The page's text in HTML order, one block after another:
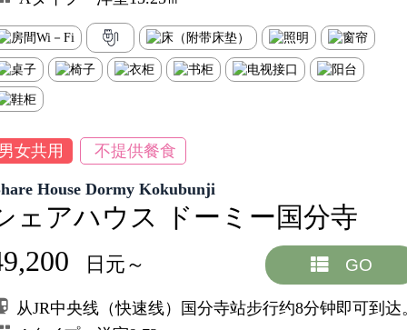
女共用 不提供餐食
House Dormy Kokubunji
ェアハウス ドーミー国分寺
日元～ GO
从JR中央线（快速线）国分寺站步行约8分钟即可到达